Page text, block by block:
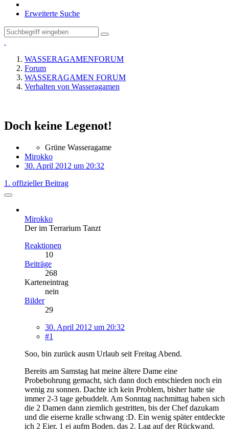
Erweiterte Suche
WASSERAGAMENFORUM
Forum
WASSERAGAMEN FORUM
Verhalten von Wasseragamen
Doch keine Legenot!
Grüne Wasseragame
Mirokko
30. April 2012 um 20:32
1. offizieller Beitrag
Mirokko
Der im Terrarium Tanzt
Reaktionen
10
Beiträge
268
Karteneintrag
nein
Bilder
29
30. April 2012 um 20:32
#1
Soo, bin zurück ausm Urlaub seit Freitag Abend.
Bereits am Samstag hat meine ältere Dame eine
Probebohrung gemacht, sich dann doch entschieden noch ein
wenig zu sonnen. Dachte ich kein Problem, bisher hatte sie
immer 2-3 tage gebuddelt. Am Sonntag nachmittag haben sich
die 2 Damen dann ziemlich gestritten, bis der Chef dazukam
und die eiserne kralle schwang :D. Ein wenig später entdeckte
ich 2 Eier, 1 ei aufm Boden, das 2. Lag auf der Rückwand.